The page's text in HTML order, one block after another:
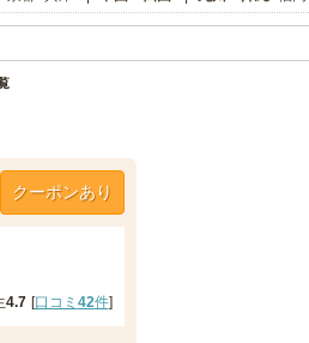
クーポンあり
4.7 [口コミ 42件]